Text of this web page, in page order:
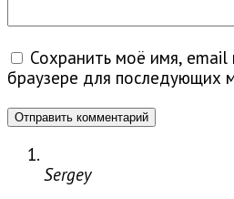
Сохранить моё имя,
браузере для последующих
Sergey